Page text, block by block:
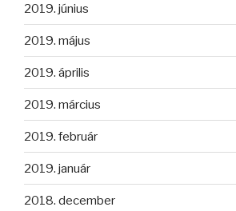
2019. június
2019. május
2019. április
2019. március
2019. február
2019. január
2018. december